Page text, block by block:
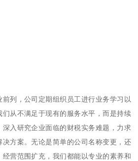
列，公司定期组织员工进行业务学习以
从不满足于现有的服务水平，而是持续
深入研究企业面临的财税实务难题，力求
方案。无论是简单的公司名称变更，还
营范围扩充，我们都能以专业的素养和